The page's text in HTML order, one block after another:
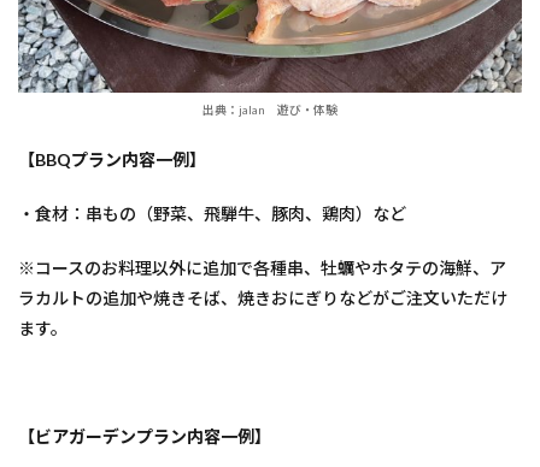
出典：jalan 遊び・体験
【BBQプラン内容一例】
・食材：串もの（野菜、飛騨牛、豚肉、鶏肉）など
※コースのお料理以外に追加で各種串、牡蠣やホタテの海鮮、ア
ラカルトの追加や焼きそば、焼きおにぎりなどがご注文いただけ
ます。
【ビアガーデンプラン内容一例】